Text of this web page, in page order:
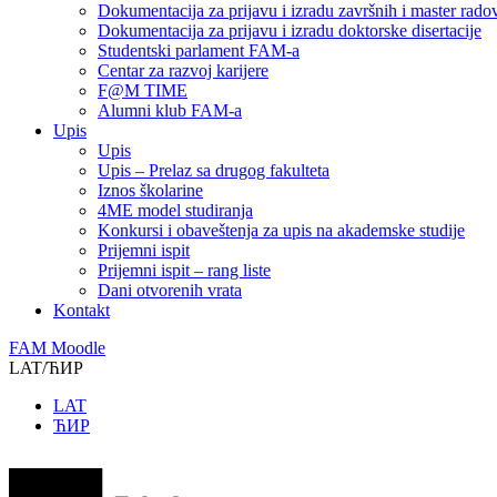
Dokumentacija za prijavu i izradu završnih i master
Dokumentacija za prijavu i izradu doktorske disertacije
Studentski parlament FAM-a
Centar za razvoj karijere
F@M TIME
Alumni klub FAM-a
Upis
Upis
Upis – Prelaz sa drugog fakulteta
Iznos školarine
4ME model studiranja
Konkursi i obaveštenja za upis na akademske studije
Prijemni ispit
Prijemni ispit – rang liste
Dani otvorenih vrata
Kontakt
FAM Moodle
LAT/ЋИР
LAT
ЋИР